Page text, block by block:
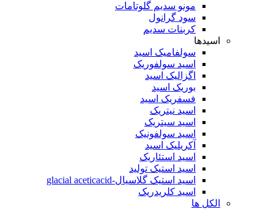
مونو سدیم گلوتامات
سود گرانول
کربنات سدیم
اسیدها
سولفامیک اسید
اسید سولفوریک
اگزالیک اسید
بوریک اسید
فسفریک اسید
اسید نیتریک
اسید سیتریک
اسید سولفونیک
آکریلیک اسید
اسید استئاریک
اسید استیک تولید
اسید استیک گلاسیال-glacial aceticacid
اسید کلریدریک
الکل ها